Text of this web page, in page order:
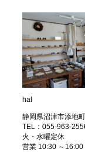
hal
静岡県沼津市添地
TEL：055-963-
火・水曜定休
営業 10:30 ～16:00